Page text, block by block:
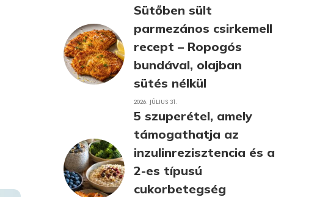
Sütőben sült
parmezános csirkemell
recept – Ropogós
bundával, olajban
sütés nélkül
2026. JÚLIUS 31.
5 szuperétel, amely
támogathatja az
inzulinrezisztencia és a
2-es típusú
cukorbetegség